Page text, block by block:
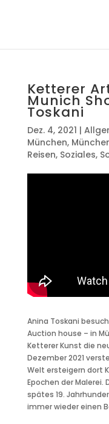
Ketterer
Munich
Toskani
Dez. 4, 2021 |
München,
Reisen, Soziales,
Anina Toskani
Auction house – in
Ketterer Kunst die
Dezember 2021
Welt ersteigern dort
Epochen der Malerei.
spätes 19.
immer wieder einen